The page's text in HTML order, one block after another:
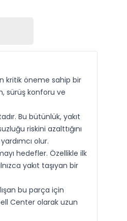
kritik öneme sahip bir
sürüş konforu ve
Bu bütünlük, yakıt
riskini azalttığını
olur.
hedefler. Özellikle ilk
yakıt taşıyan bir
bu parça için
Center olarak uzun